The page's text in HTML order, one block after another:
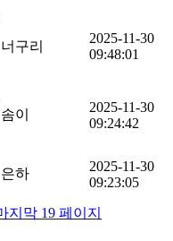
너구리
2025-11-30
09:48:01
솜이
2025-11-30
09:24:42
은하
2025-11-30
09:23:05